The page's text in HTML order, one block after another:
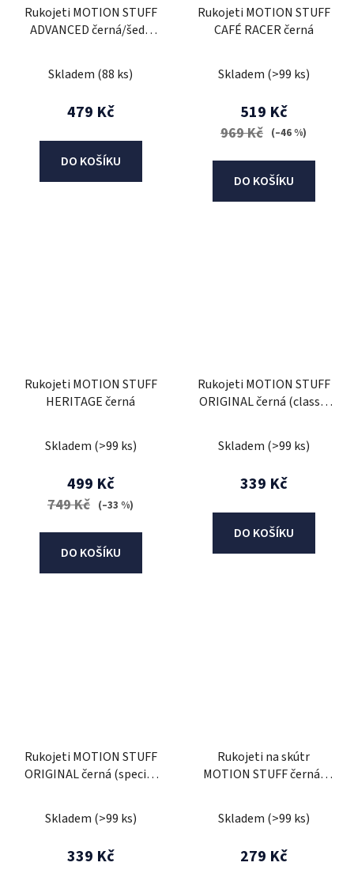
Rukojeti MOTION STUFF
ADVANCED černá/šedá
design)
Skladem (88 ks)
479 Kč
DO KOŠÍKU
Rukojeti MOTION STUFF
CAFÉ RACER černá
Skladem (>99 ks)
519 Kč
969 Kč (–46 %)
DO KOŠÍKU
Rukojeti MOTION STUFF
HERITAGE černá
Skladem (>99 ks)
499 Kč
749 Kč (–33 %)
DO KOŠÍKU
Rukojeti MOTION STUFF
ORIGINAL černá (classic
Skladem (>99 ks)
339 Kč
DO KOŠÍKU
Rukojeti MOTION STUFF
ORIGINAL černá (special
Skladem (>99 ks)
339 Kč
Rukojeti na skútr
MOTION STUFF černá/
Skladem (>99 ks)
279 Kč